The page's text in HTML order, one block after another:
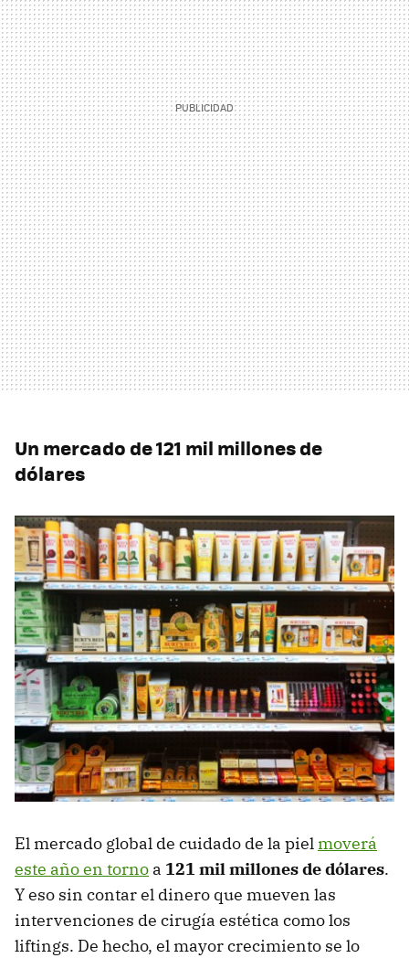
Un mercado de 121 mil millones de
dólares
El mercado global de cuidado de la pielmoverá
este año en torno a 121 mil millones de dólares.
Y eso sin contar el dinero que mueven las
intervenciones de cirugía estética como los
liftings. De hecho, el mayor crecimiento se lo